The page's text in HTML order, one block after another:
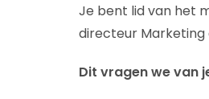
Je bent lid van het
directeur Marketing
Dit vragen we van